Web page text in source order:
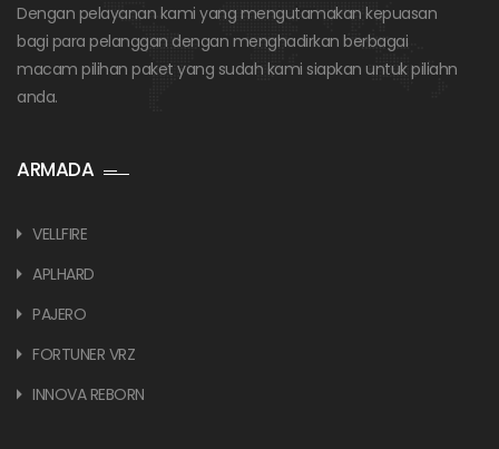
Dengan pelayanan kami yang mengutamakan kepuasan
bagi para pelanggan dengan menghadirkan berbagai
macam pilihan paket yang sudah kami siapkan untuk piliahn
anda.
ARMADA
VELLFIRE
APLHARD
PAJERO
FORTUNER VRZ
INNOVA REBORN